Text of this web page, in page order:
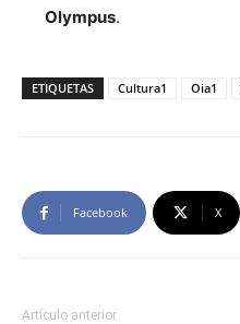
Olympus.
ETIQUETAS Cultura1 Oia1
Facebook X
Artículo anterior